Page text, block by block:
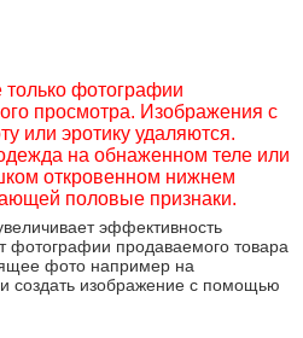
только фотографии
просмотра. Изображения с
или эротику удаляются.
на обнаженном теле или
откровенном нижнем
половые признаки.
эффективность
фотографии продаваемого товара
фото например на
создать изображение с помощью